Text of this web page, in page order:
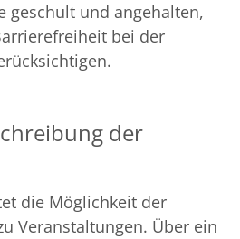
geschult und angehalten,
bei der
der
die Möglichkeit der
Veranstaltungen. Über ein